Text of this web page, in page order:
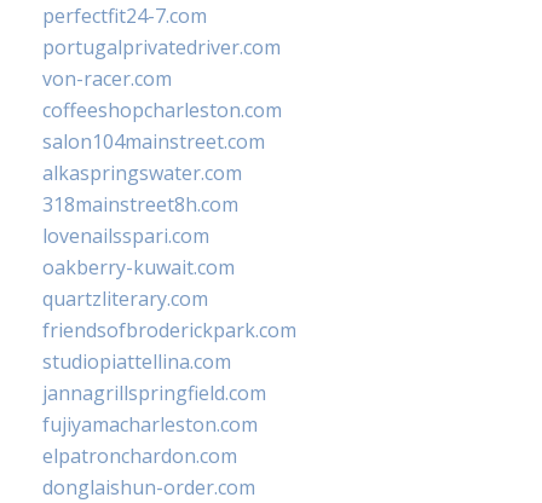
perfectfit24-7.com
portugalprivatedriver.com
von-racer.com
coffeeshopcharleston.com
salon104mainstreet.com
alkaspringswater.com
318mainstreet8h.com
lovenailsspari.com
oakberry-kuwait.com
quartzliterary.com
friendsofbroderickpark.com
studiopiattellina.com
jannagrillspringfield.com
fujiyamacharleston.com
elpatronchardon.com
donglaishun-order.com